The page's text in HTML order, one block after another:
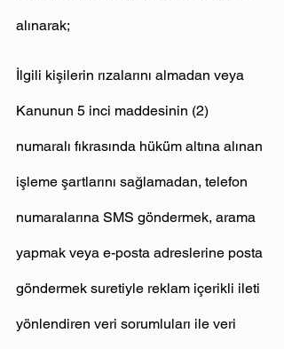
alınarak;
İlgili kişilerin rızalarını almadan veya
Kanunun 5 inci maddesinin (2)
numaralı fıkrasında hüküm altına alınan
işleme şartlarını sağlamadan, telefon
numaralarına SMS göndermek, arama
yapmak veya e-posta adreslerine posta
göndermek suretiyle reklam içerikli ileti
yönlendiren veri sorumluları ile veri